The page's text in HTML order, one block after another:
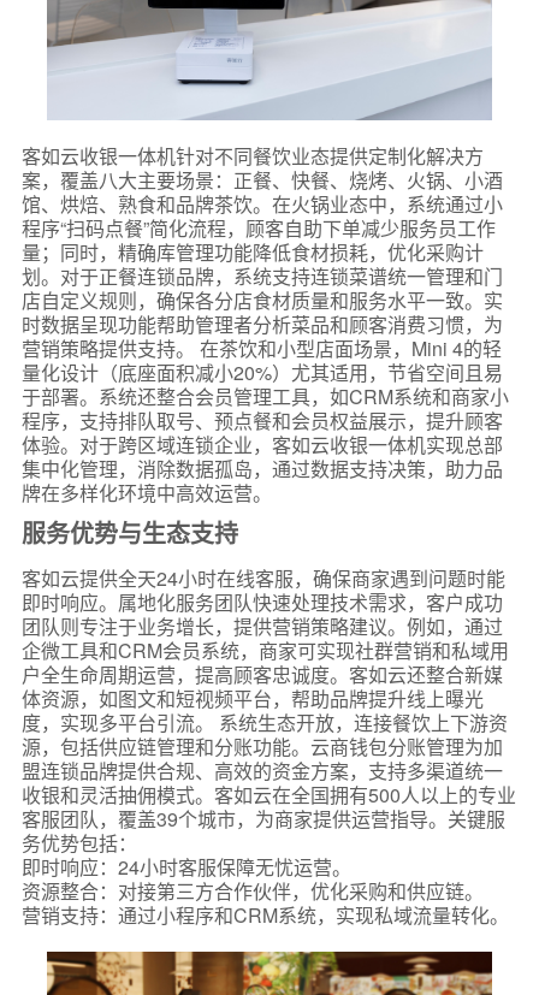
客如云收银一体机针对不同餐饮业态提供定制化解决方
案，覆盖八大主要场景：正餐、快餐、烧烤、火锅、小酒
馆、烘焙、熟食和品牌茶饮。在火锅业态中，系统通过小
程序“扫码点餐”简化流程，顾客自助下单减少服务员工作
量；同时，精确库管理功能降低食材损耗，优化采购计
划。对于正餐连锁品牌，系统支持连锁菜谱统一管理和门
店自定义规则，确保各分店食材质量和服务水平一致。实
时数据呈现功能帮助管理者分析菜品和顾客消费习惯，为
营销策略提供支持。 在茶饮和小型店面场景，Mini 4的轻
量化设计（底座面积减小20%）尤其适用，节省空间且易
于部署。系统还整合会员管理工具，如CRM系统和商家小
程序，支持排队取号、预点餐和会员权益展示，提升顾客
体验。对于跨区域连锁企业，客如云收银一体机实现总部
集中化管理，消除数据孤岛，通过数据支持决策，助力品
牌在多样化环境中高效运营。
服务优势与生态支持
客如云提供全天24小时在线客服，确保商家遇到问题时能
即时响应。属地化服务团队快速处理技术需求，客户成功
团队则专注于业务增长，提供营销策略建议。例如，通过
企微工具和CRM会员系统，商家可实现社群营销和私域用
户全生命周期运营，提高顾客忠诚度。客如云还整合新媒
体资源，如图文和短视频平台，帮助品牌提升线上曝光
度，实现多平台引流。 系统生态开放，连接餐饮上下游资
源，包括供应链管理和分账功能。云商钱包分账管理为加
盟连锁品牌提供合规、高效的资金方案，支持多渠道统一
收银和灵活抽佣模式。客如云在全国拥有500人以上的专业
客服团队，覆盖39个城市，为商家提供运营指导。关键服
务优势包括：
即时响应：24小时客服保障无忧运营。
资源整合：对接第三方合作伙伴，优化采购和供应链。
营销支持：通过小程序和CRM系统，实现私域流量转化。